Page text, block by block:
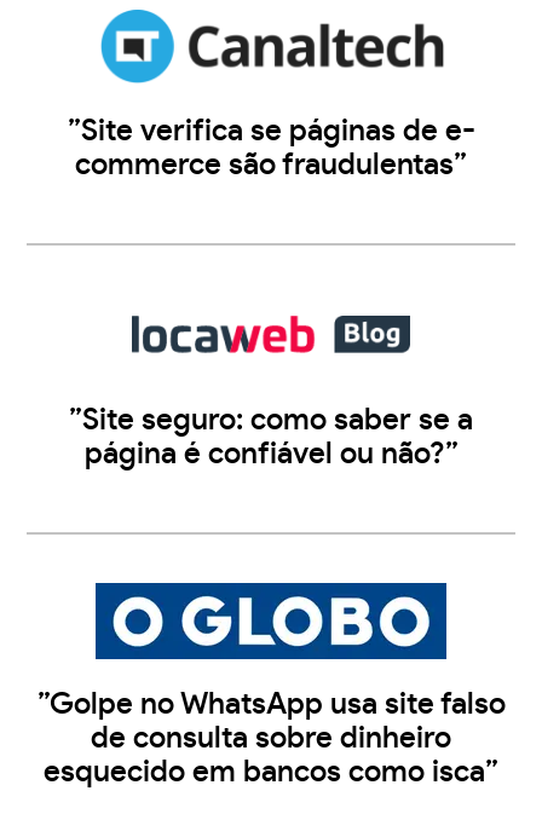
”Site verifica se páginas de e-
commerce são fraudulentas”
”Site seguro: como saber se a
página é confiável ou não?”
”Golpe no WhatsApp usa site falso
de consulta sobre dinheiro
esquecido em bancos como isca”